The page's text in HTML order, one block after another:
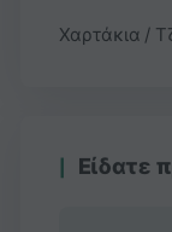
Χαρτάκια /
Είδατε